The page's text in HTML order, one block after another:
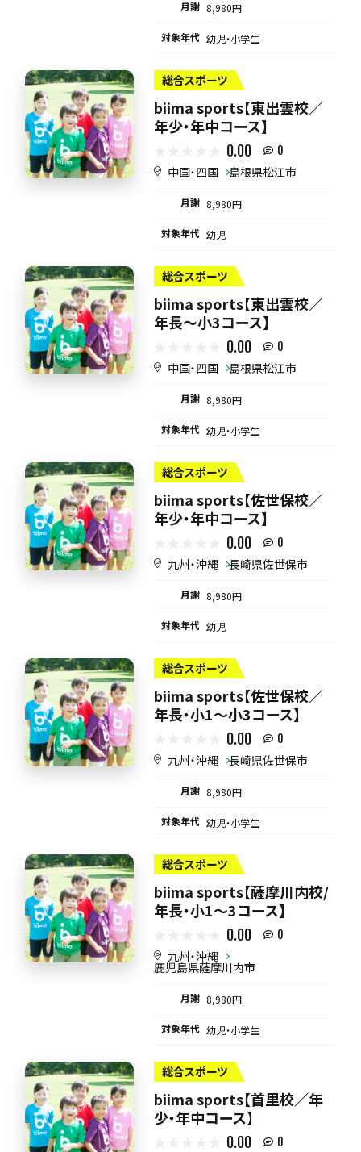
月謝 8,980円
対象年代 幼児・小学生
総合スポーツ
biima sports【東出雲校／
年少・年中コース】
0.00 0
中国・四国 島根県松江市
月謝 8,980円
対象年代 幼児
総合スポーツ
biima sports【東出雲校／
年長～小3コース】
0.00 0
中国・四国 島根県松江市
月謝 8,980円
対象年代 幼児・小学生
総合スポーツ
biima sports【佐世保校／
年少・年中コース】
0.00 0
九州・沖縄 長崎県佐世保市
月謝 8,980円
対象年代 幼児
総合スポーツ
biima sports【佐世保校／
年長・小1〜小3コース】
0.00 0
九州・沖縄 長崎県佐世保市
月謝 8,980円
対象年代 幼児・小学生
総合スポーツ
biima sports【薩摩川内校/
年長・小1～3コース】
0.00 0
九州・沖縄
鹿児島県薩摩川内市
月謝 8,980円
対象年代 幼児・小学生
総合スポーツ
biima sports【首里校／年
少・年中コース】
0.00 0